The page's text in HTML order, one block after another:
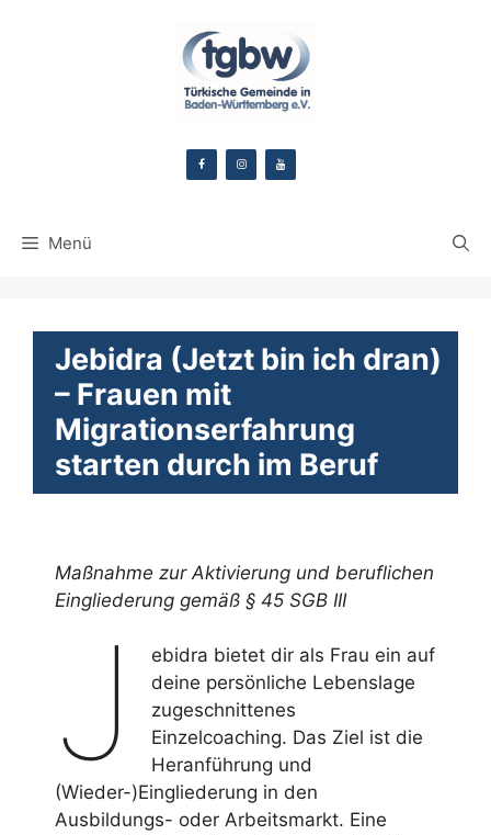
Menü
Jebidra (Jetzt bin ich dran)
– Frauen mit
Migrationserfahrung
starten durch im Beruf
Maßnahme zur Aktivierung und beruflichen
Eingliederung gemäß § 45 SGB III
J
ebidra bietet dir als Frau ein auf
deine persönliche Lebenslage
zugeschnittenes
Einzelcoaching. Das Ziel ist die
Heranführung und
(Wieder-)Eingliederung in den
Ausbildungs- oder Arbeitsmarkt. Eine